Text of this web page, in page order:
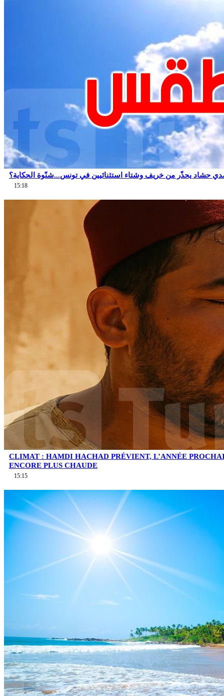
حشاد يحذّر من خريف وشتاء استثنائيين في تونس...شنّوة الحكاية؟
15:18
CLIMAT : HAMDI HACHAD PRÉVIENT, L’ANNÉE
ENCORE PLUS CHAUDE
15:15